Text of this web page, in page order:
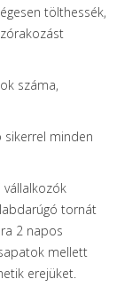
tölthessék,
száma,
minden
vállalkozók
tornát
2 napos
mellett
erejüket.